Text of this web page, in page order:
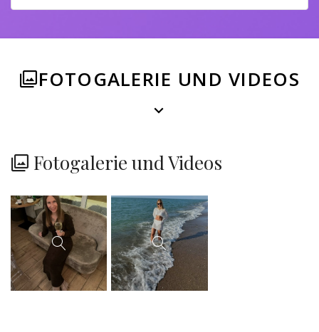
FOTOGALERIE UND VIDEOS
Fotogalerie und Videos